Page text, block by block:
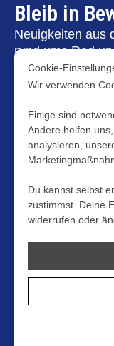
Bleib in
Neuigkeiten aus
rund ums Rad
direkt in dein
nur dann, wenn
Über uns
Einblicke
Kooperationen
Cookie-
Wir verwenden
Einige sind
Andere helfen
analysieren,
Du kannst selbst
zustimmst. Deine
widerrufen oder